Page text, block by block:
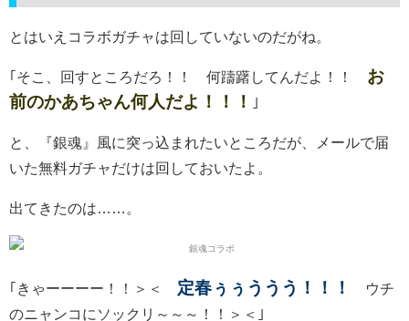
とはいえコラボガチャは回していないのだがね。
｢そこ、回すところだろ！！ 何躊躇してんだよ！！ お
前のかあちゃん何人だよ！！！
｣
と、『銀魂』風に突っ込まれたいところだが、メールで届
いた無料ガチャだけは回しておいたよ。
出てきたのは……。
｢きゃーーーー！！＞＜ 定春ぅぅううう！！！
ウチ
のニャンコにソックリ～～～！！＞＜｣